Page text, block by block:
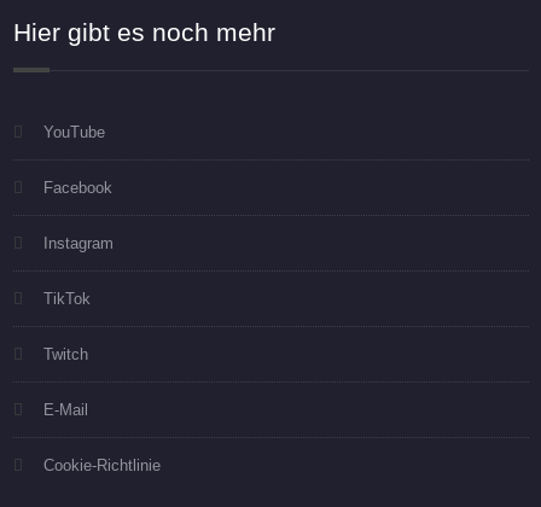
Hier gibt es noch mehr
YouTube
Facebook
Instagram
TikTok
Twitch
E-Mail
Cookie-Richtlinie